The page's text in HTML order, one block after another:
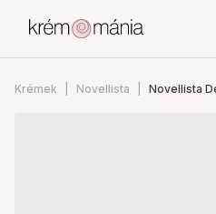
Krémek Novellista Novellista